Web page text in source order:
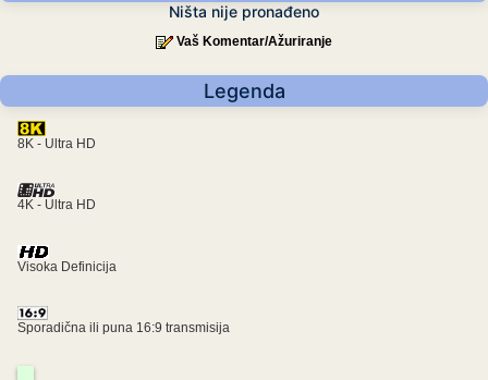
Ništa nije pronađeno
Vaš Komentar/Ažuriranje
Legenda
8K - Ultra HD
4K - Ultra HD
Visoka Definicija
Sporadična ili puna 16:9 transmisija